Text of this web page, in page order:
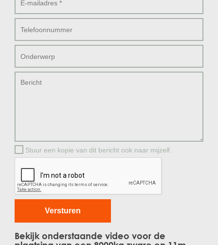
Stuur een kopie van dit bericht ook naar mijzelf.
Bekijk onderstaande video voor de